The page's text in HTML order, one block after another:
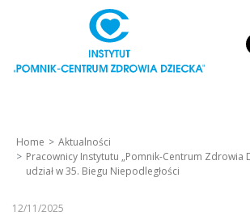
Home
Aktualności
Pracownicy Instytutu „Pomnik-Centrum Zdrowia
udział w 35. Biegu Niepodległości
12/11/2025